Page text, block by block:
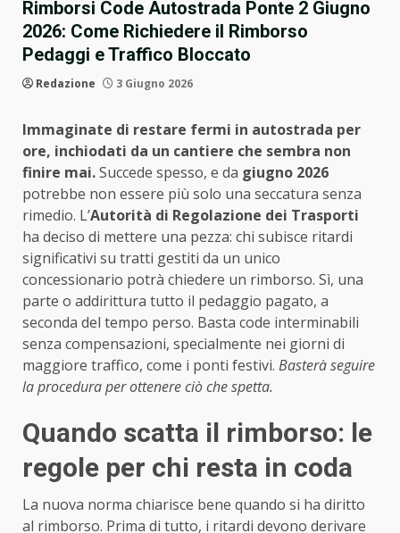
Rimborsi Code Autostrada Ponte 2 Giugno
2026: Come Richiedere il Rimborso
Pedaggi e Traffico Bloccato
Redazione 3 Giugno 2026
Immaginate di restare fermi in autostrada per
ore, inchiodati da un cantiere che sembra non
finire mai.Succede spesso, e da giugno 2026
potrebbe non essere più solo una seccatura senza
rimedio. L’Autorità di Regolazione dei Trasporti
ha deciso di mettere una pezza: chi subisce ritardi
significativi su tratti gestiti da un unico
concessionario potrà chiedere un rimborso. Sì, una
parte o addirittura tutto il pedaggio pagato, a
seconda del tempo perso. Basta code interminabili
senza compensazioni, specialmente nei giorni di
maggiore traffico, come i ponti festivi. Basterà seguire
la procedura per ottenere ciò che spetta.
Quando scatta il rimborso: le
regole per chi resta in coda
La nuova norma chiarisce bene quando si ha diritto
al rimborso. Prima di tutto, i ritardi devono derivare